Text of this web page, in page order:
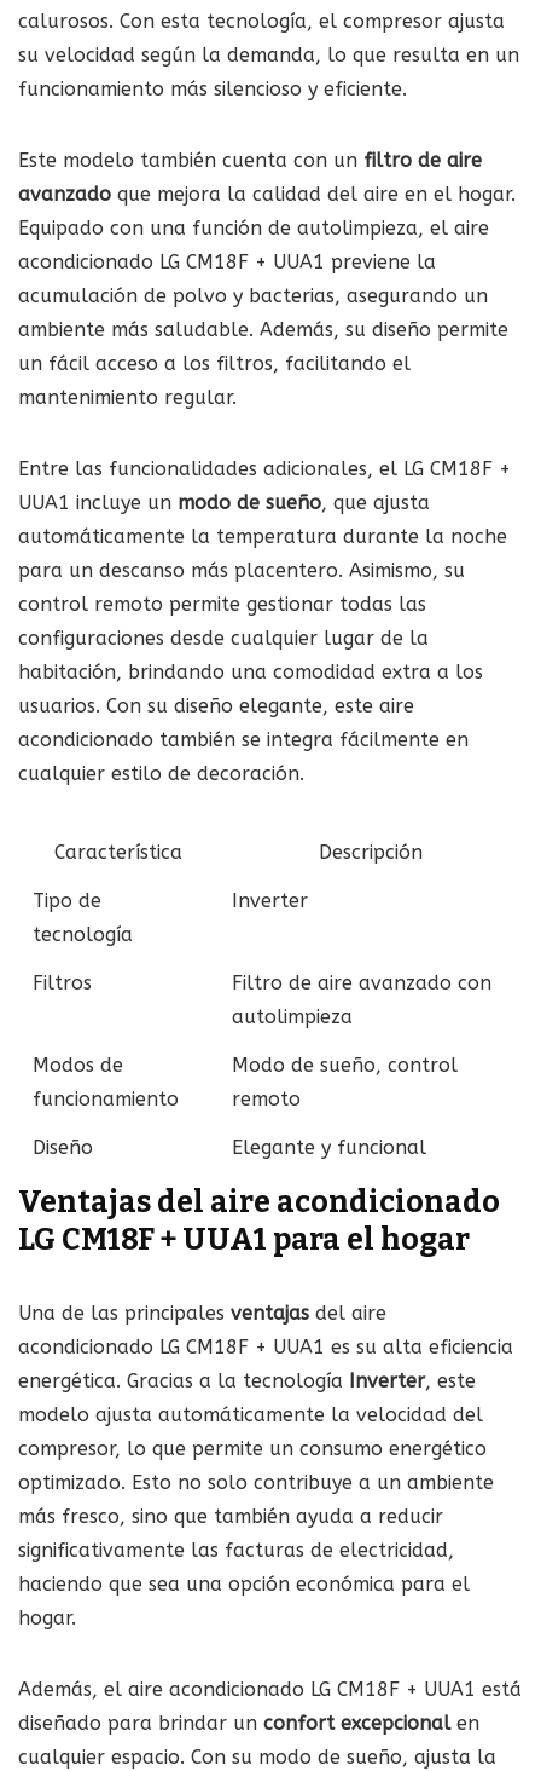
calurosos. Con esta tecnología, el compresor ajusta
su velocidad según la demanda, lo que resulta en un
funcionamiento más silencioso y eficiente.
Este modelo también cuenta con un filtro de aire
avanzado que mejora la calidad del aire en el hogar.
Equipado con una función de autolimpieza, el aire
acondicionado LG CM18F + UUA1 previene la
acumulación de polvo y bacterias, asegurando un
ambiente más saludable. Además, su diseño permite
un fácil acceso a los filtros, facilitando el
mantenimiento regular.
Entre las funcionalidades adicionales, el LG CM18F +
UUA1 incluye un modo de sueño, que ajusta
automáticamente la temperatura durante la noche
para un descanso más placentero. Asimismo, su
control remoto permite gestionar todas las
configuraciones desde cualquier lugar de la
habitación, brindando una comodidad extra a los
usuarios. Con su diseño elegante, este aire
acondicionado también se integra fácilmente en
cualquier estilo de decoración.
Característica Descripción
Tipo de
tecnología
Inverter
Filtros
Filtro de aire avanzado con
autolimpieza
Modos de
funcionamiento
Modo de sueño, control
remoto
Diseño Elegante y funcional
Ventajas del aire acondicionado
LG CM18F + UUA1 para el hogar
Una de las principales ventajas del aire
acondicionado LG CM18F + UUA1 es su alta eficiencia
energética. Gracias a la tecnología Inverter, este
modelo ajusta automáticamente la velocidad del
compresor, lo que permite un consumo energético
optimizado. Esto no solo contribuye a un ambiente
más fresco, sino que también ayuda a reducir
significativamente las facturas de electricidad,
haciendo que sea una opción económica para el
hogar.
Además, el aire acondicionado LG CM18F + UUA1 está
diseñado para brindar un confort excepcionalen
cualquier espacio. Con su modo de sueño, ajusta la